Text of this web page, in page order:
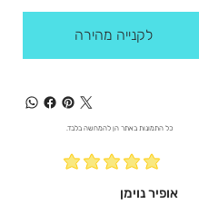
לקנייה מהירה
כל התמונות באתר הן להמחשה בלבד.
אופיר נוימן